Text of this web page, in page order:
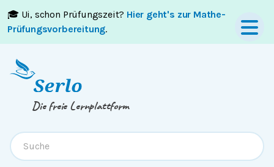
🎓 Ui, schon Prüfungszeit? Hier geht's zur Mathe-
Prüfungsvorbereitung.
Springe zumInhaltoderFooter
Die freie Lernplattform